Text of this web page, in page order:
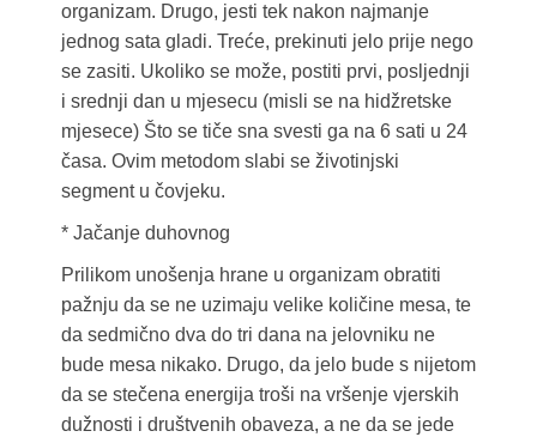
organizam. Drugo, jesti tek nakon najmanje
jednog sata gladi. Treće, prekinuti jelo prije nego
se zasiti. Ukoliko se može, postiti prvi, posljednji
i srednji dan u mjesecu (misli se na hidžretske
mjesece) Što se tiče sna svesti ga na 6 sati u 24
časa. Ovim metodom slabi se životinjski
segment u čovjeku.
* Jačanje duhovnog
Prilikom unošenja hrane u organizam obratiti
pažnju da se ne uzimaju velike količine mesa, te
da sedmično dva do tri dana na jelovniku ne
bude mesa nikako. Drugo, da jelo bude s nijetom
da se stečena energija troši na vršenje vjerskih
dužnosti i društvenih obaveza, a ne da se jede